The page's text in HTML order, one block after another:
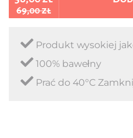
69,00 zł
Produkt wysokiej
100% bawełny
Prać do 40°C